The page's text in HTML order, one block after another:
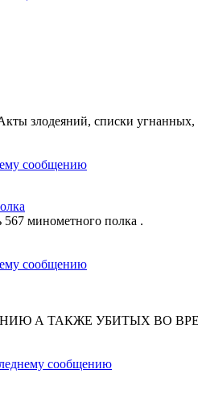
злодеяний, списки
567 минометного полка .
А ТАКЖЕ УБИТЫХ ВО